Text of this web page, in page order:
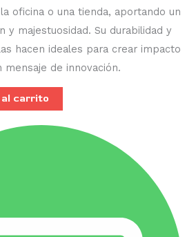
oficina o una tienda, aportando un
y majestuosidad. Su durabilidad y
hacen ideales para crear impacto
de innovación.
carrito